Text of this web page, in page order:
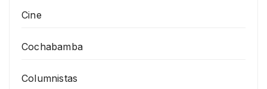
Cine
Cochabamba
Columnistas